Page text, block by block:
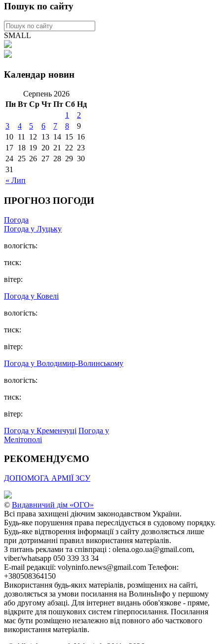
Пошук по сайту
SMALL
Календар новин
Серпень 2026
Пн Вт Ср Чт Пт Сб Нд
« Лип
1
2
3
4 5 6 7 8
9
10 11 12 13 14 15 16
17 18 19 20 21 22 23
24 25 26 27 28 29 30
31
ПРОГНОЗ ПОГОДИ
Погода
Погода у Луцьку
вологість:
тиск:
вітер:
Погода у Ковелі
вологість:
тиск:
вітер:
Погода у Володимир-Волинському
вологість:
тиск:
вітер:
Погода у Кременчуці Погода у
Мелітополі
РЕКОМЕНДУЄМО
ДОПОМОГА АРМІЇ ЗСУ
© Видавничий дім «ОГО»
Всі права захищені діючим законодавством України.
Будь-яке порушення права переслідується в судовому порядку.
Будь-яке відтворення інформації з сайту дозволяється лише
при дотриманні правил використання матеріалів.
З питань реклами та співпраці : olena.ogo.ua@gmail.com,
viber/whatsapp 050 339 33 34
E-mail редакції: volyninfo.news@gmail.com Телефон:
+380508364150
Використання будь-яких матеріалів, розміщених на сайті,
дозволяється за умови посилання на ВолиньІнфо у першому
або другому абзаці. Для інтернет видань обов'язкове - пряме,
відкрите для пошукових систем гіперпосилання. Посилання
має бути розміщено незалежно від повного або часткового
використання матеріалів.